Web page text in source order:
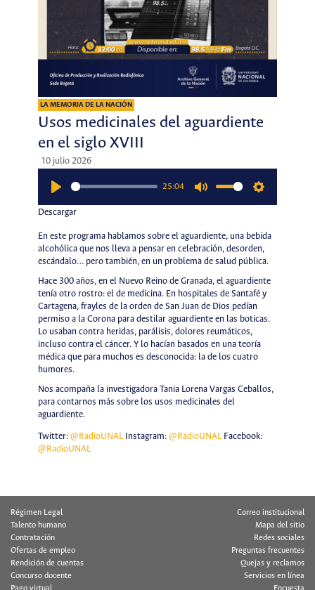
LA MEMORIA DE LA NACIÓN
Usos medicinales del aguardiente
en el siglo XVIII
10 julio 2026
25:04
Descargar
En este programa hablamos sobre el aguardiente, una bebida
alcohólica que nos lleva a pensar en celebración, desorden,
escándalo… pero también, en un problema de salud pública.
Hace 300 años, en el Nuevo Reino de Granada, el aguardiente
tenía otro rostro: el de medicina. En hospitales de Santafé y
Cartagena, frayles de la orden de San Juan de Dios pedían
permiso a la Corona para destilar aguardiente en las boticas.
Lo usaban contra heridas, parálisis, dolores reumáticos,
incluso contra el cáncer. Y lo hacían basados en una teoría
médica que para muchos es desconocida: la de los cuatro
humores.
Nos acompaña la investigadora Tania Lorena Vargas Ceballos,
para contarnos más sobre los usos medicinales del
aguardiente.
Twitter: @RadioUNALInstagram: @RadioUNALFacebook:
@RadioUNAL
Régimen Legal
Talento humano
Contratación
Ofertas de empleo
Rendición de cuentas
Concurso docente
Correo institucional
Mapa del sitio
Redes sociales
Preguntas frecuentes
Quejas y reclamos
Servicios en línea